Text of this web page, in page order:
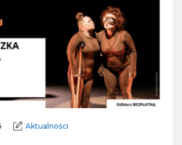
Aktualności